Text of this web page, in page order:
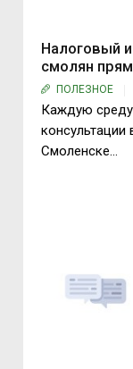
Налоговый
смолян
ПОЛЕЗНОЕ
Каждую среду
Смоленске…